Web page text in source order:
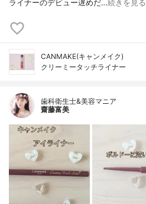
ライナーのデビュー遅めだ…続きを見る
CANMAKE(キャンメイク)
クリーミータッチライナー
歯科衛生士&美容マニア
齋藤富美